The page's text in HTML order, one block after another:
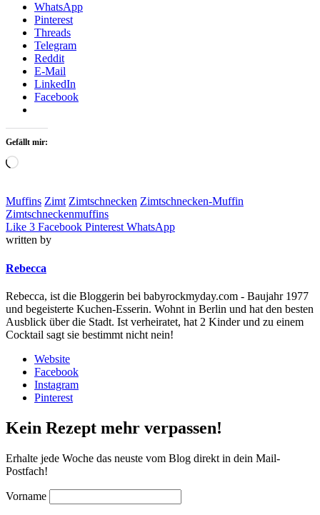
WhatsApp
Pinterest
Threads
Telegram
Reddit
E-Mail
LinkedIn
Facebook
Gefällt mir:
Loading…
Muffins Zimt Zimtschnecken Zimtschnecken-Muffin
Zimtschneckenmuffins
Like 3 Facebook Pinterest WhatsApp
written by
Rebecca
Rebecca, ist die Bloggerin bei babyrockmyday.com - Baujahr 1977
und begeisterte Kuchen-Esserin. Wohnt in Berlin und hat den besten
Ausblick über die Stadt. Ist verheiratet, hat 2 Kinder und zu einem
Cocktail sagt sie bestimmt nicht nein!
Website
Facebook
Instagram
Pinterest
Kein Rezept mehr verpassen!
Erhalte jede Woche das neuste vom Blog direkt in dein Mail-
Postfach!
Vorname